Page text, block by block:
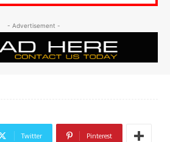
- Advertisement -
Twitter Pinterest